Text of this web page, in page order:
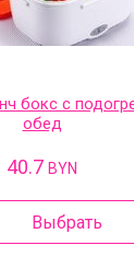
бокс с
обед
40.7 BYN
Выбрать